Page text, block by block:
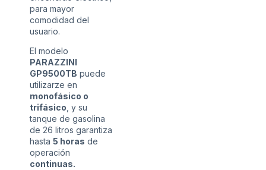
para mayor
comodidad del
usuario.
El modelo
PARAZZINI
GP9500TB puede
utilizarze en
monofásico o
trifásico, y su
tanque de gasolina
de 26 litros garantiza
hasta 5 horas de
operación
continuas.